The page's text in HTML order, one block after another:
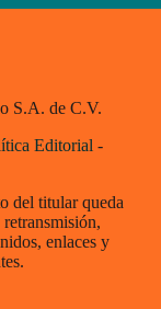
S.A. de C.V.
Editorial -
del titular queda
enlaces y